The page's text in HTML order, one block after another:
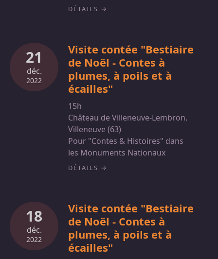
DÉTAILS
21
déc.
2022
Visite contée "Bestiaire
de Noël - Contes à
plumes, à poils et à
écailles"
15h
Château de Villeneuve-Lembron,
Villeneuve (63)
Pour "Contes & Histoires" dans
les Monuments Nationaux
DÉTAILS
18
déc.
2022
Visite contée "Bestiaire
de Noël - Contes à
plumes, à poils et à
écailles"